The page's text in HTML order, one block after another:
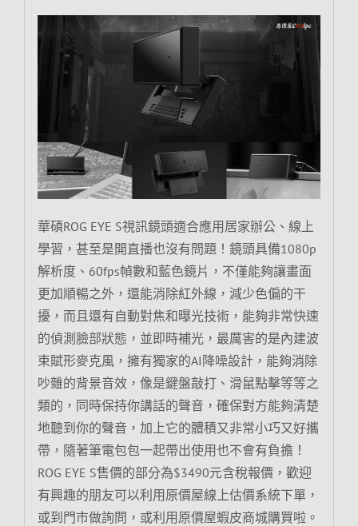
華碩ROG EYE S視訊鏡頭適合應用居家辦公、線上
學習，甚至是開直播也沒有問題！鏡頭具備1080p
解析度、60fps幀數和藍色鏡片，不僅能夠讓畫面
更加順暢之外，還能消除紅外線，減少色偏的干
擾，而且還有自動對焦和曝光技術，能夠非常快速
的偵測臉部狀態，並即時補光，最厲害的是內建波
束賦形麥克風，擁有獨家的AI降噪設計，能夠消除
吵雜的背景音效，像是鍵盤敲打、滑鼠點擊等等之
類的，同時保持你講話的聲音，確保對方能夠清楚
地聽到你的聲音，加上它的體積又非常小巧又好攜
帶，隨著筆電包包一起帶出使用也不會有負擔！
ROG EYE S售價的部分為$3490元含稅報價，歡迎
有興趣的朋友可以利用原價屋線上估價系統下單，
或到門市做詢問，或利用原價屋蝦皮商城購買啦。